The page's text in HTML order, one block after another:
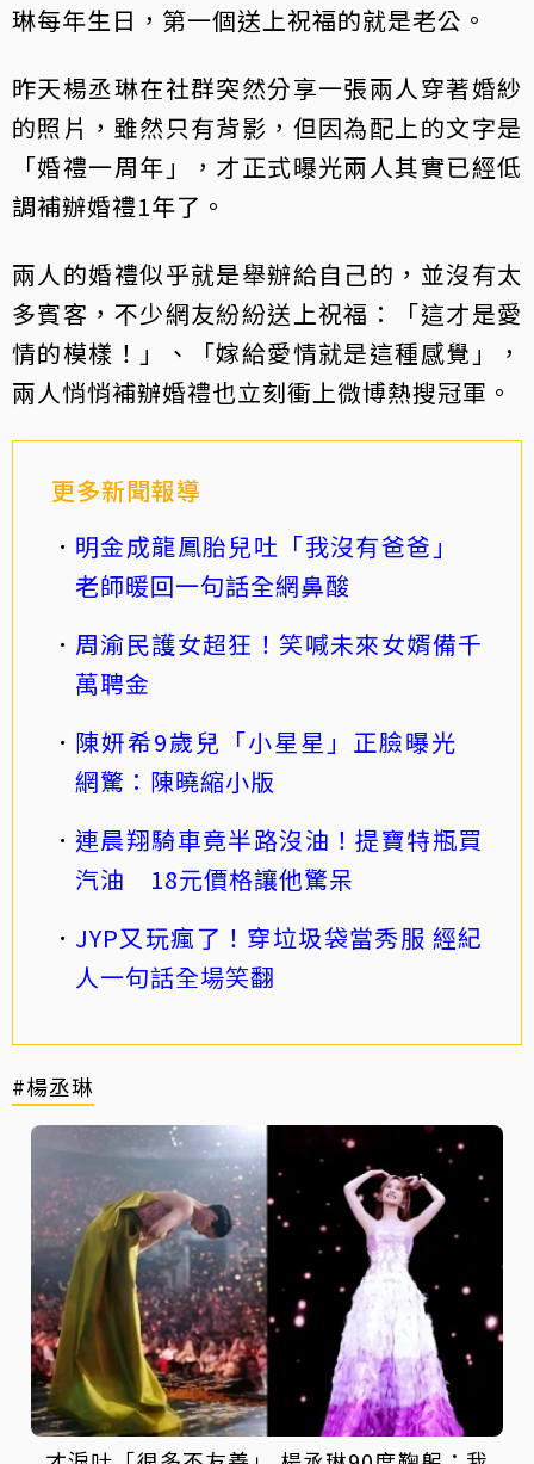
琳每年生日，第一個送上祝福的就是老公。
昨天楊丞琳在社群突然分享一張兩人穿著婚紗
的照片，雖然只有背影，但因為配上的文字是
「婚禮一周年」，才正式曝光兩人其實已經低
調補辦婚禮1年了。
兩人的婚禮似乎就是舉辦給自己的，並沒有太
多賓客，不少網友紛紛送上祝福：「這才是愛
情的模樣！」、「嫁給愛情就是這種感覺」，
兩人悄悄補辦婚禮也立刻衝上微博熱搜冠軍。
更多新聞報導
明金成龍鳳胎兒吐「我沒有爸爸」
老師暖回一句話全網鼻酸
周渝民護女超狂！笑喊未來女婿備千
萬聘金
陳妍希9歲兒「小星星」正臉曝光
網驚：陳曉縮小版
連晨翔騎車竟半路沒油！提寶特瓶買
汽油 18元價格讓他驚呆
JYP又玩瘋了！穿垃圾袋當秀服 經紀
人一句話全場笑翻
#楊丞琳